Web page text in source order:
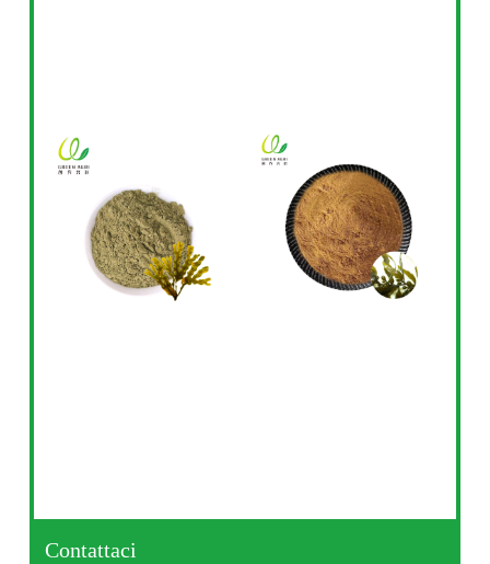
Contattaci